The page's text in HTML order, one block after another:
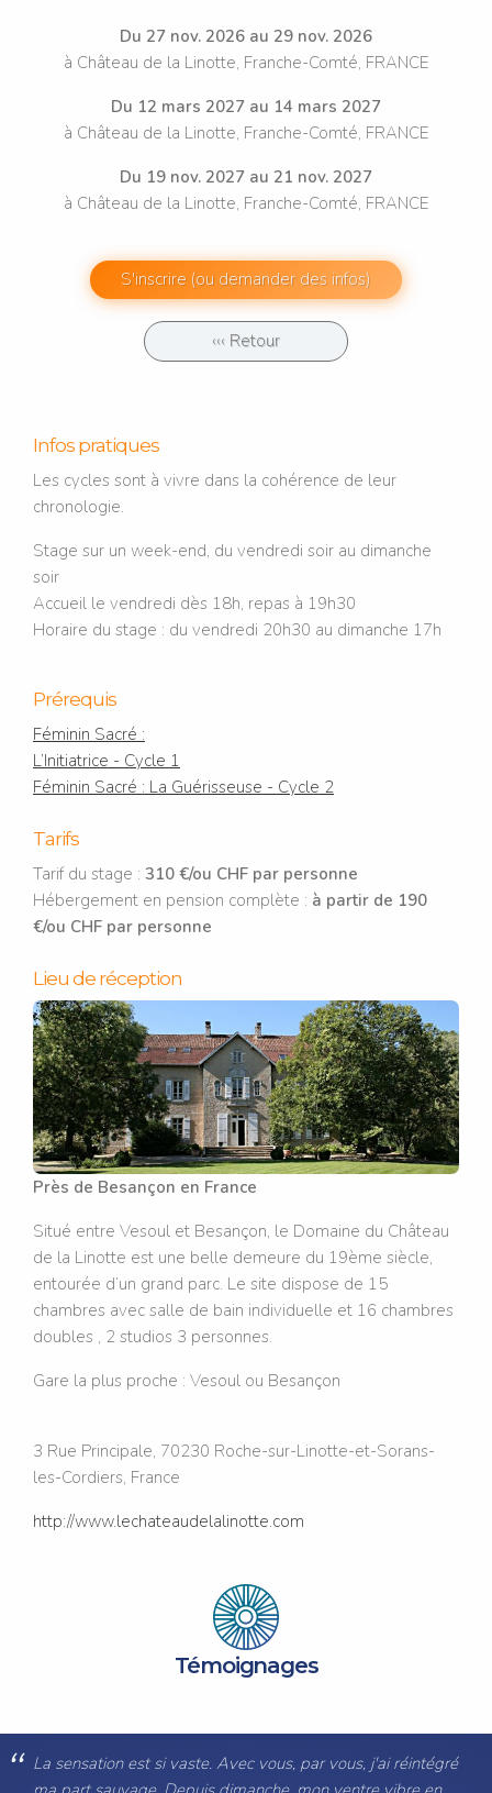
Du 27 nov. 2026 au 29 nov. 2026
à Château de la Linotte, Franche-Comté, FRANCE
Du 12 mars 2027 au 14 mars 2027
à Château de la Linotte, Franche-Comté, FRANCE
Du 19 nov. 2027 au 21 nov. 2027
à Château de la Linotte, Franche-Comté, FRANCE
S'inscrire (ou demander des infos)
‹‹‹ Retour
Infos pratiques
Les cycles sont à vivre dans la cohérence de leur
chronologie.
Stage sur un week-end, du vendredi soir au dimanche
soir
Accueil le vendredi dès 18h, repas à 19h30
Horaire du stage : du vendredi 20h30 au dimanche 17h
Prérequis
Féminin Sacré :
L’Initiatrice - Cycle 1
Féminin Sacré : La Guérisseuse - Cycle 2
Tarifs
Tarif du stage : 310 €/ou CHF par personne
Hébergement en pension complète : à partir de 190
€/ou CHF par personne
Lieu de réception
Près de Besançon en France
Situé entre Vesoul et Besançon, le Domaine du Château
de la Linotte est une belle demeure du 19ème siècle,
entourée d’un grand parc. Le site dispose de 15
chambres avec salle de bain individuelle et 16 chambres
doubles , 2 studios 3 personnes.
Gare la plus proche : Vesoul ou Besançon
3 Rue Principale, 70230 Roche-sur-Linotte-et-Sorans-
les-Cordiers, France
http://www.lechateaudelalinotte.com
Témoignages
La sensation est si vaste. Avec vous, par vous, j'ai réintégré